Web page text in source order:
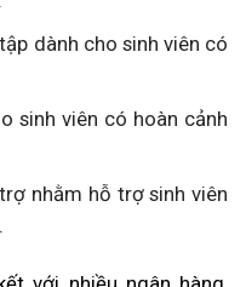
dành cho sinh viên có
sinh viên có hoàn cảnh
nhằm hỗ trợ sinh viên